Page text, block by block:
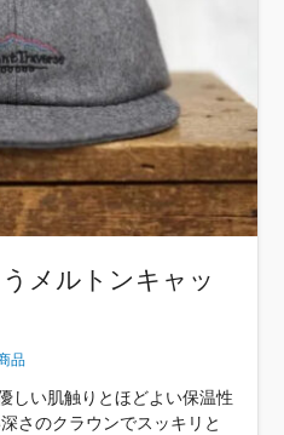
メルトンキャッ
品
しい肌触りとほどよい保温性
さのクラウンでスッキリと